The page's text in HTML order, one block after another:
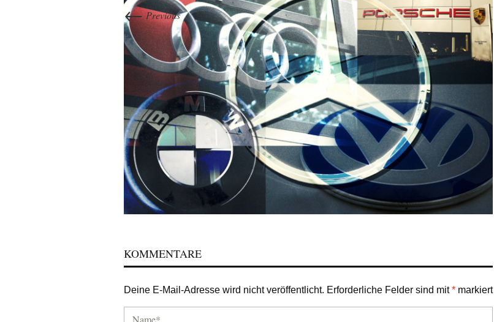
←Previous
KOMMENTARE
Deine E-Mail-Adresse wird nicht veröffentlicht. Erforderliche Felder sind mit* markiert